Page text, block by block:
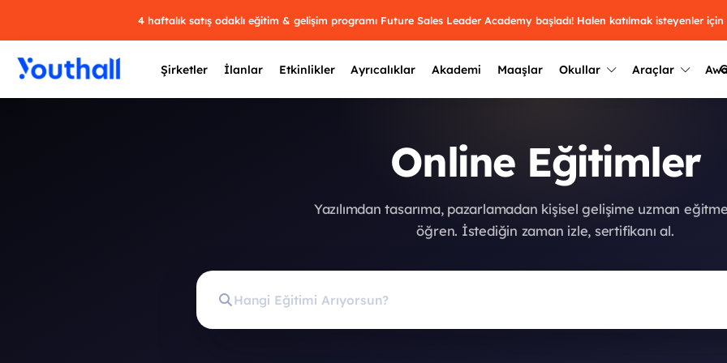
4 haftalık satış odaklı eğitim & gelişim programı Future Sales Leader Academy başladı! Halen katılmak isteyenler
Şirketler İlanlar Etkinlikler Ayrıcalıklar Akademi Maaşlar Okullar
Üniversite kulüplerini ve
Türkiye ve dünyadaki
hakkında bilgi al.
Araçlar
29 kategoride en iyileri sen seç.
2025 Kazananları
2024Kazananları
2023Kazananları
Online Eğitimler
Yazılımdan tasarıma, pazarlamadan kişisel gelişime uzman
öğren. İstediğin zaman izle, sertifikanı al.